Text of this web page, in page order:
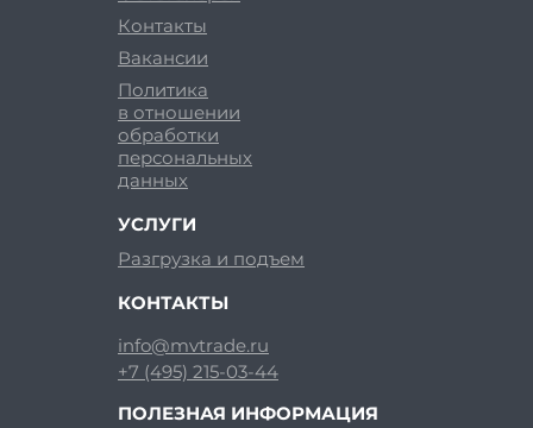
Контакты
Вакансии
Политика
в отношении
обработки
персональных
данных
УСЛУГИ
Разгрузка и подъем
КОНТАКТЫ
info@mvtrade.ru
+7 (495) 215-03-44
ПОЛЕЗНАЯ ИНФОРМАЦИЯ